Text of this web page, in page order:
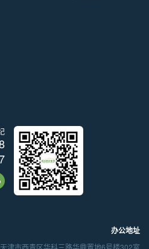
办公地址
天津市西青区华科三路华鼎置地6号楼302室